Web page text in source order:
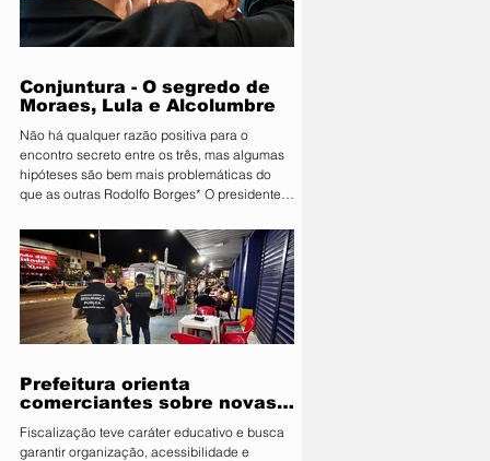
Consolidada como um ambiente de negócios
que movimenta quantias milionárias, a feira
traz como principal bandeira o lema
Conjuntura - O segredo de
Moraes, Lula e Alcolumbre
Não há qualquer razão positiva para o
encontro secreto entre os três, mas algumas
hipóteses são bem mais problemáticas do
que as outras Rodolfo Borges* O presidente
direita na foto), esteve na casa do ministro e
próximo presidente do Supremo Tribunal
Federal (STF) Alexandre de Moraes (à
esquerda na foto) na noite de terça-feira, 4.
Questionado sobre o que foi discutido no
encontro, que também contou com a
Prefeitura orienta
comerciantes sobre novas
trucks
Fiscalização teve caráter educativo e busca
garantir organização, acessibilidade e